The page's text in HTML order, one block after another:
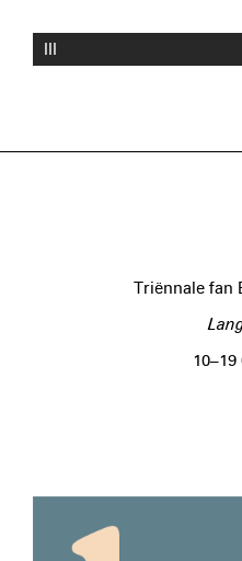
III
Triënnale fan
10–19